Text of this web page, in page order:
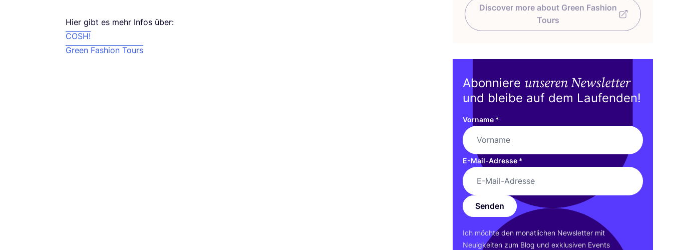
Hier gibt es mehr Infos über:
COSH!
Green Fashion Tours
Discover more about Green Fashion
Tours
Abonniere unseren Newsletter
und bleibe auf dem Laufenden!
Vorname *
E-Mail-Adresse *
Senden
Ich möch­te den monat­li­chen News­let­ter mit
Neu­ig­kei­ten zum Blog und exklu­si­ven Events